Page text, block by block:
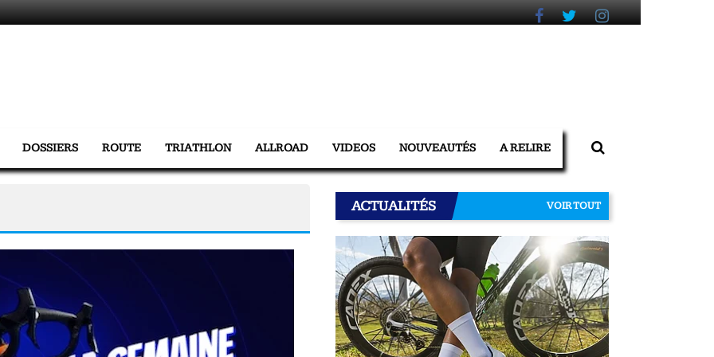
DOSSIERS ROUTE TRIATHLON ALLROAD VIDEOS NOUVEAUTÉS A RELIRE
ACTUALITÉS VOIR TOUT